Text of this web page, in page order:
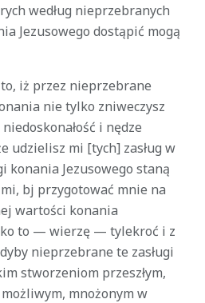
według nieprzebranych
Jezusowego dostąpić mogą
iż przez nieprzebrane
nie tylko zniweczysz
i nędze
udzielisz mi [tych] zasług w
konania Jezusowego staną
bj przygotować mnie na
wartości konania
to — wierzę — tylekroć i z
nieprzebrane te zasługi
stworzeniom przeszłym,
mnożonym w